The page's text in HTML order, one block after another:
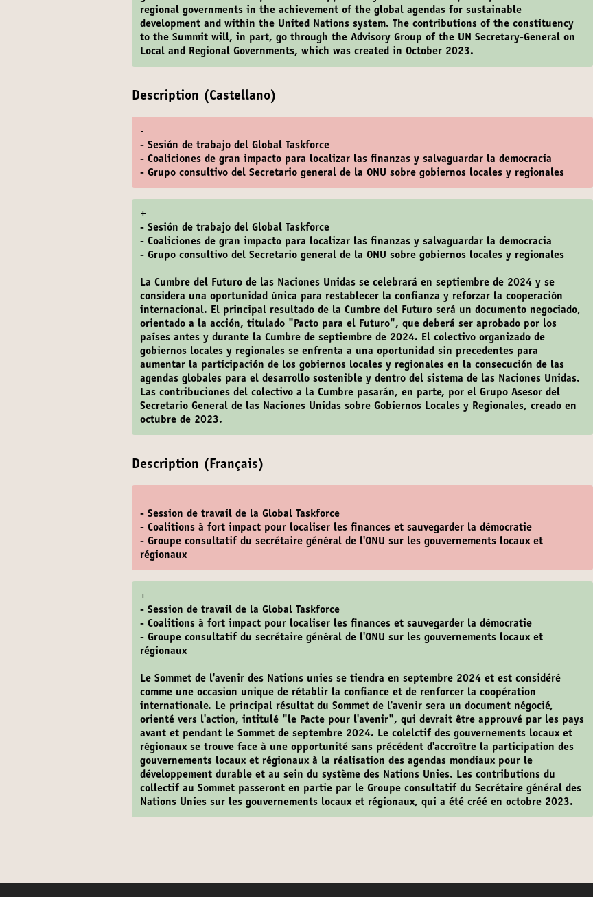
regional governments in the achievement of the global agendas for sustainable
development and within the United Nations system. The contributions of the constituency
to the Summit will, in part, go through the Advisory Group of the UN Secretary-General on
Local and Regional Governments, which was created in October 2023.
Description (Castellano)
-
- Sesión de trabajo del Global Taskforce
- Coaliciones de gran impacto para localizar las finanzas y salvaguardar la democracia
- Grupo consultivo del Secretario general de la ONU sobre gobiernos locales y regionales
+
- Sesión de trabajo del Global Taskforce
- Coaliciones de gran impacto para localizar las finanzas y salvaguardar la democracia
- Grupo consultivo del Secretario general de la ONU sobre gobiernos locales y regionales
La Cumbre del Futuro de las Naciones Unidas se celebrará en septiembre de 2024 y se
considera una oportunidad única para restablecer la confianza y reforzar la cooperación
internacional. El principal resultado de la Cumbre del Futuro será un documento negociado,
orientado a la acción, titulado "Pacto para el Futuro", que deberá ser aprobado por los
países antes y durante la Cumbre de septiembre de 2024. El colectivo organizado de
gobiernos locales y regionales se enfrenta a una oportunidad sin precedentes para
aumentar la participación de los gobiernos locales y regionales en la consecución de las
agendas globales para el desarrollo sostenible y dentro del sistema de las Naciones Unidas.
Las contribuciones del colectivo a la Cumbre pasarán, en parte, por el Grupo Asesor del
Secretario General de las Naciones Unidas sobre Gobiernos Locales y Regionales, creado en
octubre de 2023.
Description (Français)
-
- Session de travail de la Global Taskforce
- Coalitions à fort impact pour localiser les finances et sauvegarder la démocratie
- Groupe consultatif du secrétaire général de l'ONU sur les gouvernements locaux et
régionaux
+
- Session de travail de la Global Taskforce
- Coalitions à fort impact pour localiser les finances et sauvegarder la démocratie
- Groupe consultatif du secrétaire général de l'ONU sur les gouvernements locaux et
régionaux
Le Sommet de l'avenir des Nations unies se tiendra en septembre 2024 et est considéré
comme une occasion unique de rétablir la confiance et de renforcer la coopération
internationale. Le principal résultat du Sommet de l'avenir sera un document négocié,
orienté vers l'action, intitulé "le Pacte pour l'avenir", qui devrait être approuvé par les pays
avant et pendant le Sommet de septembre 2024. Le colelctif des gouvernements locaux et
régionaux se trouve face à une opportunité sans précédent d'accroître la participation des
gouvernements locaux et régionaux à la réalisation des agendas mondiaux pour le
développement durable et au sein du système des Nations Unies. Les contributions du
collectif au Sommet passeront en partie par le Groupe consultatif du Secrétaire général des
Nations Unies sur les gouvernements locaux et régionaux, qui a été créé en octobre 2023.